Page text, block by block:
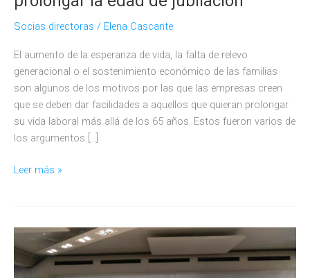
Socias directoras / Elena Cascante
El aumento de la esperanza de vida, la falta de relevo
generacional o el sostenimiento económico de las familias
son algunos de los motivos por las que las empresas creen
que se deben dar facilidades a aquellos que quieran prolongar
su vida laboral más allá de los 65 años. Estos fueron varios de
los argumentos […]
La
la
falta
de
Leer más »